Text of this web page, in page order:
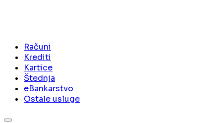
Računi
Krediti
Kartice
Štednja
eBankarstvo
Ostale usluge